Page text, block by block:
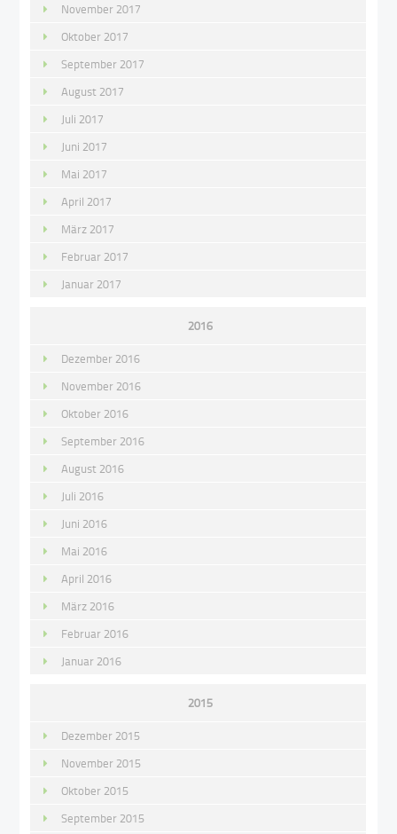
November 2017
Oktober 2017
September 2017
August 2017
Juli 2017
Juni 2017
Mai 2017
April 2017
März 2017
Februar 2017
Januar 2017
2016
Dezember 2016
November 2016
Oktober 2016
September 2016
August 2016
Juli 2016
Juni 2016
Mai 2016
April 2016
März 2016
Februar 2016
Januar 2016
2015
Dezember 2015
November 2015
Oktober 2015
September 2015